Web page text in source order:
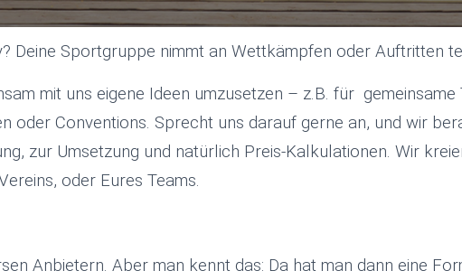
Deine Sportgruppe nimmt an Wettkämpfen oder Auftritten
mit uns eigene Ideen umzusetzen – z.B. für
oder Conventions. Sprecht uns darauf gerne an, und wir
zur Umsetzung und natürlich Preis-Kalkulationen. Wir
oder Eures Teams.
Anbietern. Aber man kennt das: Da hat man dann eine